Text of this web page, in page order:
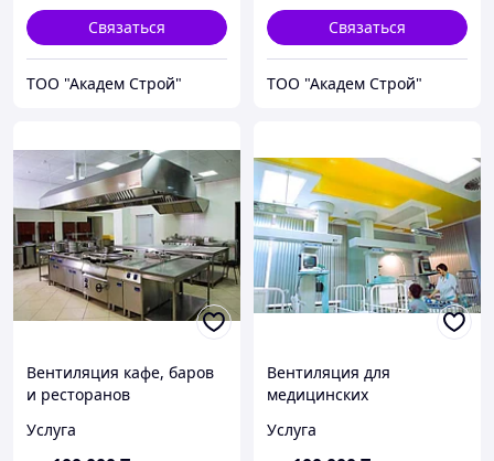
Связаться
ТОО "Академ Строй"
Связаться
ТОО "Академ Строй"
Вентиляция кафе, баров
и ресторанов
Услуга
Вентиляция для
медицинских
Услуга